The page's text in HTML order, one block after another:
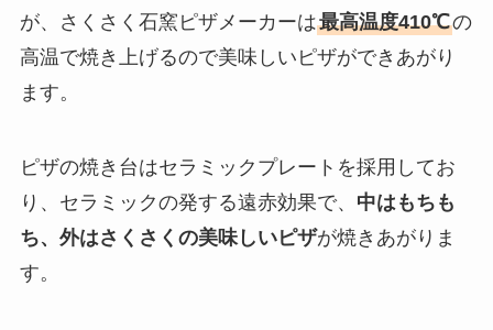
が、さくさく石窯ピザメーカーは最高温度410℃の
高温で焼き上げるので美味しいピザができあがり
ます。
ピザの焼き台はセラミックプレートを採用してお
り、セラミックの発する遠赤効果で、 中はもちも
ち、外はさくさくの美味しいピザが焼きあがりま
す。